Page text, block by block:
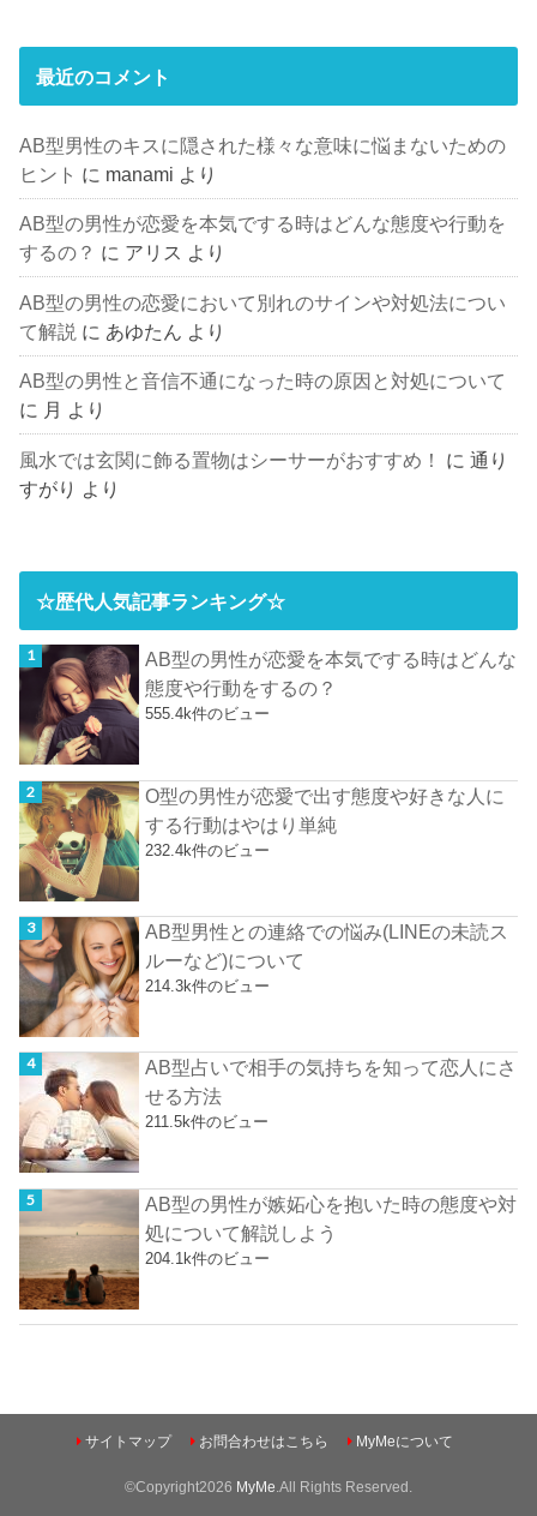
最近のコメント
AB型男性のキスに隠された様々な意味に悩まないための
ヒント に manami より
AB型の男性が恋愛を本気でする時はどんな態度や行動を
するの？ に アリス より
AB型の男性の恋愛において別れのサインや対処法につい
て解説 に あゆたん より
AB型の男性と音信不通になった時の原因と対処について
に 月 より
風水では玄関に飾る置物はシーサーがおすすめ！ に通り
すがり より
☆歴代人気記事ランキング☆
AB型の男性が恋愛を本気でする時はどんな
態度や行動をするの？
555.4k件のビュー
O型の男性が恋愛で出す態度や好きな人に
する行動はやはり単純
232.4k件のビュー
AB型男性との連絡での悩み(LINEの未読ス
ルーなど)について
214.3k件のビュー
AB型占いで相手の気持ちを知って恋人にさ
せる方法
211.5k件のビュー
AB型の男性が嫉妬心を抱いた時の態度や対
処について解説しよう
204.1k件のビュー
サイトマップ お問合わせはこちら MyMeについて
©Copyright2026 MyMe .All Rights Reserved.